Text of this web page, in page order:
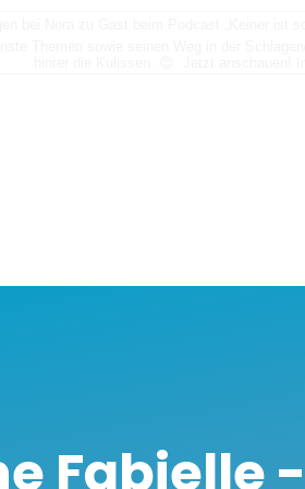
bei Nora zu Gast beim Podcast „Keiner ist
Themen sowie seinen Weg in der
Fabielle